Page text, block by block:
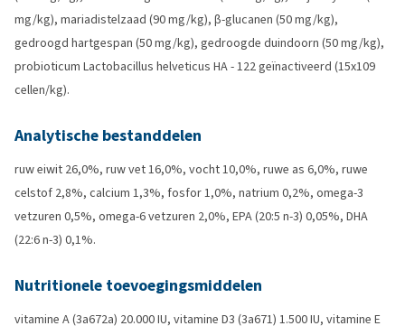
mg/kg), mariadistelzaad (90 mg/kg), β-glucanen (50 mg/kg),
gedroogd hartgespan (50 mg/kg), gedroogde duindoorn (50 mg/kg),
probioticum Lactobacillus helveticus HA - 122 geïnactiveerd (15x109
cellen/kg).
Analytische bestanddelen
ruw eiwit 26,0%, ruw vet 16,0%, vocht 10,0%, ruwe as 6,0%, ruwe
celstof 2,8%, calcium 1,3%, fosfor 1,0%, natrium 0,2%, omega-3
vetzuren 0,5%, omega-6 vetzuren 2,0%, EPA (20:5 n-3) 0,05%, DHA
(22:6 n-3) 0,1%.
Nutritionele toevoegingsmiddelen
vitamine A (3a672a) 20.000 IU, vitamine D3 (3a671) 1.500 IU, vitamine E